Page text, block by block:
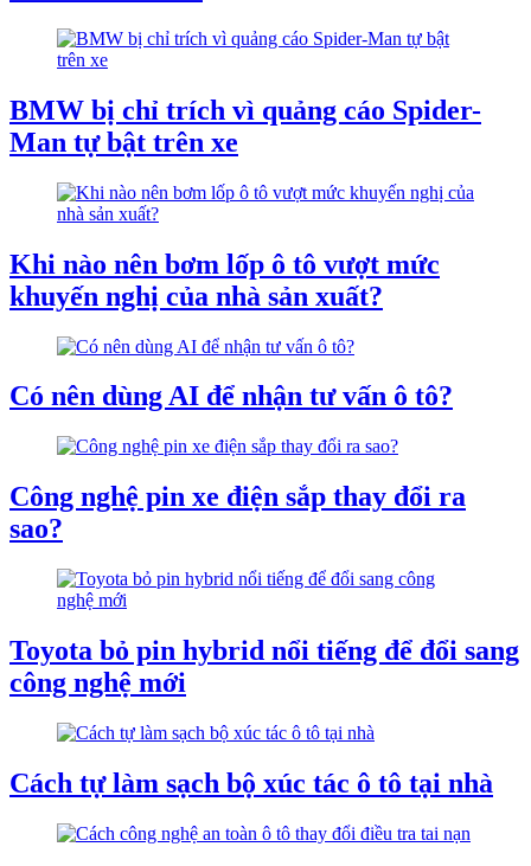
BMW bị chỉ trích vì quảng cáo Spider-
Man tự bật trên xe
Khi nào nên bơm lốp ô tô vượt mức
khuyến nghị của nhà sản xuất?
Có nên dùng AI để nhận tư vấn ô tô?
Công nghệ pin xe điện sắp thay đổi ra
sao?
Toyota bỏ pin hybrid nổi tiếng để đổi sang
công nghệ mới
Cách tự làm sạch bộ xúc tác ô tô tại nhà